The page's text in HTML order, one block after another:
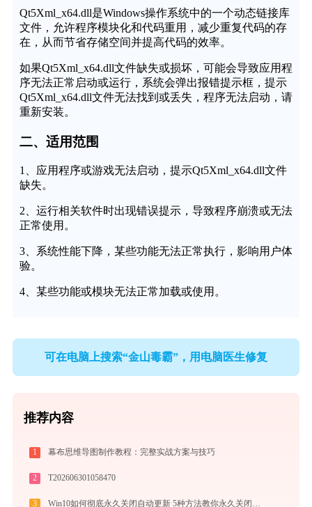
Qt5Xml_x64.dll是Windows操作系统中的一个动态链接库
文件，允许程序模块化和代码重用，减少重复代码的存
在，从而节省存储空间并提高代码的效率。
如果Qt5Xml_x64.dll文件缺失或损坏，可能会导致应用程
序无法正常启动或运行，系统会弹出报错提示框，提示
Qt5Xml_x64.dll文件无法找到或丢失，程序无法启动，请
重新安装。
二、适用范围
1、应用程序或游戏无法启动，提示Qt5Xml_x64.dll文件
缺失。
2、运行相关软件时出现错误提示，导致程序崩溃或无法
正常使用。
3、系统性能下降，某些功能无法正常执行，影响用户体
验。
4、某些功能或模块无法正常加载或使用。
可在电脑上搜索“金山毒霸”，用电脑医生修复
推荐内容
1 幕布思维导图制作教程：完整实战方案与技巧
2 T202606301058470
3 Win10如何彻底永久关闭自动更新 5种方法教你永久关闭win10自动更新